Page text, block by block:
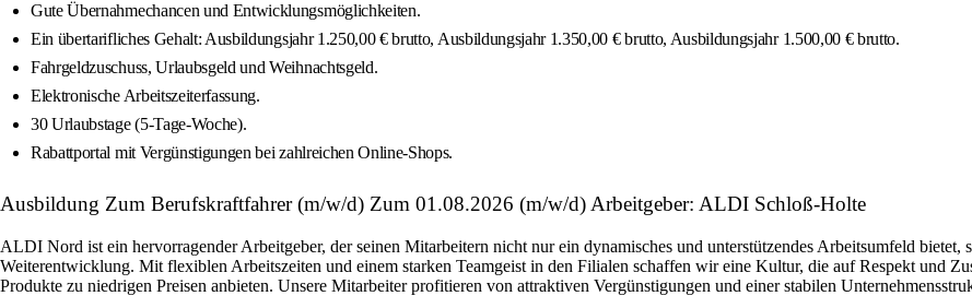
Gute Übernahmechancen und Entwicklungsmöglichkeiten.
Ein übertarifliches Gehalt: Ausbildungsjahr 1.250,00 € brutto, Ausbildungsjahr 1.350,00 € brutto, Ausbildungsjahr 1.500,00 € brutto.
Fahrgeldzuschuss, Urlaubsgeld und Weihnachtsgeld.
Elektronische Arbeitszeiterfassung.
30 Urlaubstage (5-Tage-Woche).
Rabattportal mit Vergünstigungen bei zahlreichen Online-Shops.
Ausbildung Zum Berufskraftfahrer (m/w/d) Zum 01.08.2026 (m/w/d) Arbeitgeber: ALDI Schloß-Holte
ALDI Nord ist ein hervorragender Arbeitgeber, der seinen Mitarbeitern nicht nur ein dynamisches und unterstützendes Arbeitsumfeld
Weiterentwicklung. Mit flexiblen Arbeitszeiten und einem starken Teamgeist in den Filialen schaffen wir eine Kultur, die auf Respekt und
Produkte zu niedrigen Preisen anbieten. Unsere Mitarbeiter profitieren von attraktiven Vergünstigungen und einer stabilen